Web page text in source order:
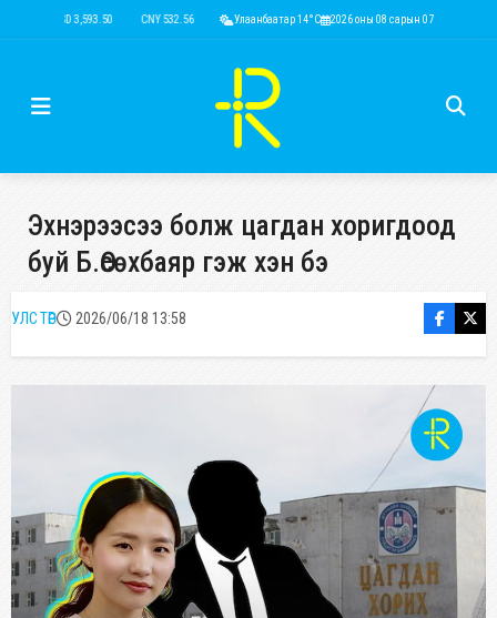
USD 3,593.50 CNY 532.56 RUB 44.52 EUR 4,146.36 KRW 2.52
Улаанбаатар 14°C 2026 оны 08 сарын 07
Эхнэрээсээ болж цагдан хоригдоод
буй Б.Өсөхбаяр гэж хэн бэ
УЛС ТӨР 2026/06/18 13:58